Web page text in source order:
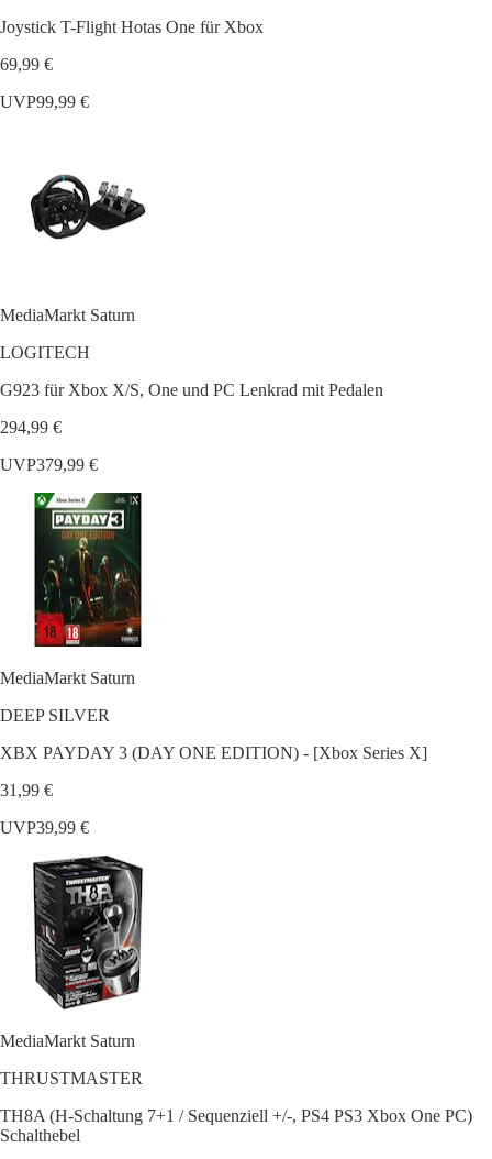
Joystick T-Flight Hotas One für Xbox
69,99 €
UVP99,99 €
MediaMarkt Saturn
LOGITECH
G923 für Xbox X/S, One und PC Lenkrad mit Pedalen
294,99 €
UVP379,99 €
MediaMarkt Saturn
DEEP SILVER
XBX PAYDAY 3 (DAY ONE EDITION) - [Xbox Series X]
31,99 €
UVP39,99 €
MediaMarkt Saturn
THRUSTMASTER
TH8A (H-Schaltung 7+1 / Sequenziell +/-, PS4 PS3 Xbox One PC)
Schalthebel